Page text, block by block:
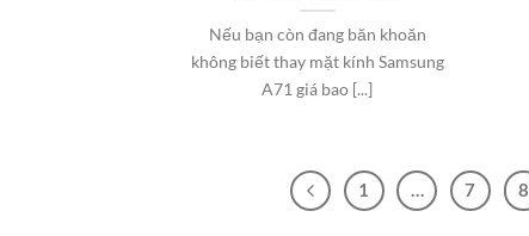
Nếu bạn còn đang băn khoăn
không biết thay mặt kính Samsung
A71 giá bao [...]
1 … 7 8